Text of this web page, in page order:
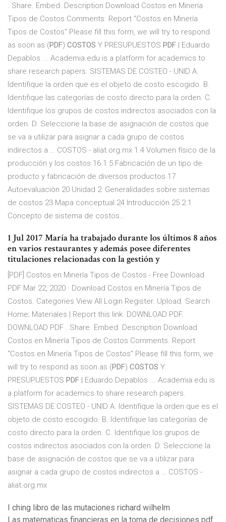
. Share. Embed. Description Download Costos en Minería
Tipos de Costos Comments. Report "Costos en Minería
Tipos de Costos" Please fill this form, we will try to respond
as soon as (PDF) COSTOS Y PRESUPUESTOS PDF | Eduardo
Depablos ... Academia.edu is a platform for academics to
share research papers. SISTEMAS DE COSTEO - UNID A.
Identifique la orden que es el objeto de costo escogido. B.
Identifique las categorías de costo directo para la orden. C.
Identifique los grupos de costos indirectos asociados con la
orden. D. Seleccione la base de asignación de costos que
se va a utilizar para asignar a cada grupo de costos
indirectos a … COSTOS - aliat.org.mx 1.4 Volumen físico de la
producción y los costos 16 1.5 Fabricación de un tipo de
producto y fabricación de diversos productos 17
Autoevaluación 20 Unidad 2: Generalidades sobre sistemas
de costos 23 Mapa conceptual 24 Introducción 25 2.1
Concepto de sistema de costos…
1 Jul 2017 María ha trabajado durante los últimos 8 años
en varios restaurantes y además posee diferentes
titulaciones relacionadas con la gestión y
[PDF] Costos en Minería Tipos de Costos - Free Download
PDF Mar 22, 2020 · Download Costos en Minería Tipos de
Costos. Categories View All Login Register. Upload. Search
Home; Materiales | Report this link. DOWNLOAD PDF.
DOWNLOAD PDF . Share. Embed. Description Download
Costos en Minería Tipos de Costos Comments. Report
"Costos en Minería Tipos de Costos" Please fill this form, we
will try to respond as soon as (PDF) COSTOS Y
PRESUPUESTOS PDF | Eduardo Depablos ... Academia.edu is
a platform for academics to share research papers.
SISTEMAS DE COSTEO - UNID A. Identifique la orden que es el
objeto de costo escogido. B. Identifique las categorías de
costo directo para la orden. C. Identifique los grupos de
costos indirectos asociados con la orden. D. Seleccione la
base de asignación de costos que se va a utilizar para
asignar a cada grupo de costos indirectos a … COSTOS -
aliat.org.mx
I ching libro de las mutaciones richard wilhelm
Las matematicas financieras en la toma de decisiones pdf